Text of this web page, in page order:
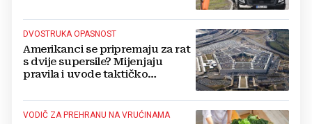
DVOSTRUKA OPASNOST
Amerikanci se pripremaju za rat
s dvije supersile? Mijenjaju
pravila i uvode taktičko
VODIČ ZA PREHRANU NA VRUĆINAMA